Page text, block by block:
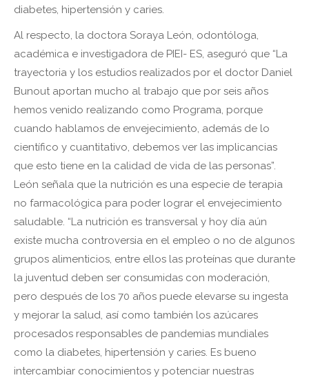
diabetes, hipertensión y caries.
Al respecto, la doctora Soraya León, odontóloga,
académica e investigadora de PIEI- ES, aseguró que “La
trayectoria y los estudios realizados por el doctor Daniel
Bunout aportan mucho al trabajo que por seis años
hemos venido realizando como Programa, porque
cuando hablamos de envejecimiento, además de lo
científico y cuantitativo, debemos ver las implicancias
que esto tiene en la calidad de vida de las personas”.
León señala que la nutrición es una especie de terapia
no farmacológica para poder lograr el envejecimiento
saludable. “La nutrición es transversal y hoy día aún
existe mucha controversia en el empleo o no de algunos
grupos alimenticios, entre ellos las proteínas que durante
la juventud deben ser consumidas con moderación,
pero después de los 70 años puede elevarse su ingesta
y mejorar la salud, así como también los azúcares
procesados responsables de pandemias mundiales
como la diabetes, hipertensión y caries. Es bueno
intercambiar conocimientos y potenciar nuestras